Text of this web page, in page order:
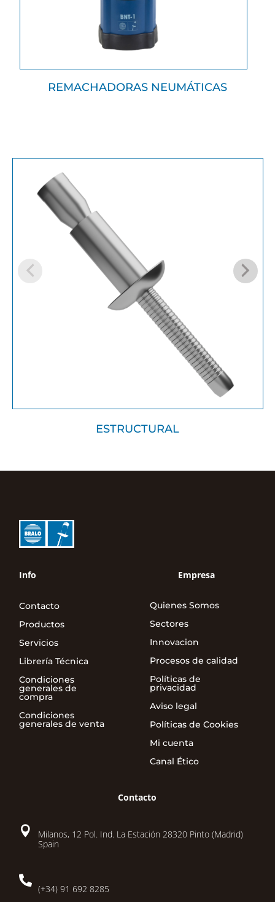
REMACHADORAS NEUMÁTICAS
ESTRUCTURAL
Info
Contacto
Productos
Servicios
Librería Técnica
Condiciones
generales de
compra
Condiciones
generales de venta
Empresa
Quienes Somos
Sectores
Innovacion
Procesos de calidad
Políticas de
privacidad
Aviso legal
Políticas de Cookies
Mi cuenta
Canal Ético
Contacto

Milanos, 12 Pol. Ind. La Estación 28320 Pinto (Madrid)
Spain

(+34) 91 692 8285